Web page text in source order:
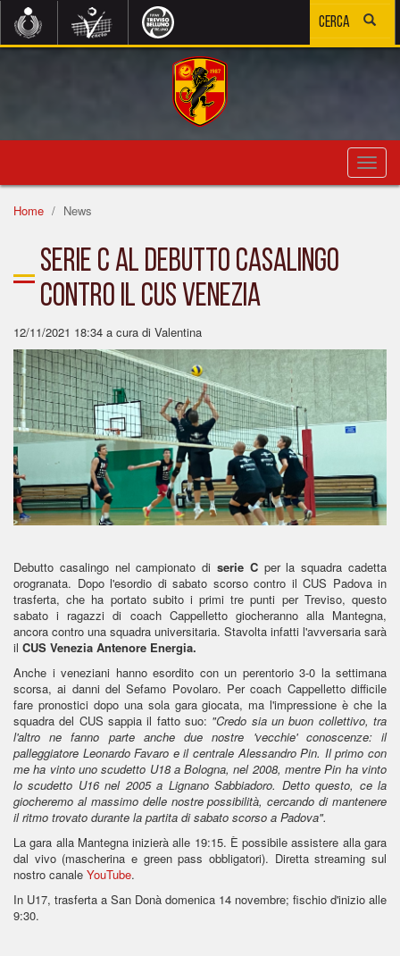
Home
News
SERIE C AL DEBUTTO CASALINGO
CONTRO IL CUS VENEZIA
12/11/2021 18:34 a cura di Valentina
Debutto casalingo nel campionato di serie Cper la squadra cadetta
orogranata. Dopo l'esordio di sabato scorso contro il CUS Padova in
trasferta, che ha portato subito i primi tre punti per Treviso, questo
sabato i ragazzi di coach Cappelletto giocheranno alla Mantegna,
ancora contro una squadra universitaria. Stavolta infatti l'avversaria sarà
il CUS Venezia Antenore Energia.
Anche i veneziani hanno esordito con un perentorio 3-0 la settimana
scorsa, ai danni del Sefamo Povolaro. Per coach Cappelletto difficile
fare pronostici dopo una sola gara giocata, ma l'impressione è che la
squadra del CUS sappia il fatto suo: "Credo sia un buon collettivo, tra
l'altro ne fanno parte anche due nostre 'vecchie' conoscenze: il
palleggiatore Leonardo Favaro e il centrale Alessandro Pin. Il primo con
me ha vinto uno scudetto U18 a Bologna, nel 2008, mentre Pin ha vinto
lo scudetto U16 nel 2005 a Lignano Sabbiadoro. Detto questo, ce la
giocheremo al massimo delle nostre possibilità, cercando di mantenere
il ritmo trovato durante la partita di sabato scorso a Padova".
La gara alla Mantegna inizierà alle 19:15. È possibile assistere alla gara
dal vivo (mascherina e green pass obbligatori). Diretta streaming sul
nostro canale YouTube.
In U17, trasferta a San Donà domenica 14 novembre; fischio d'inizio alle
9:30.